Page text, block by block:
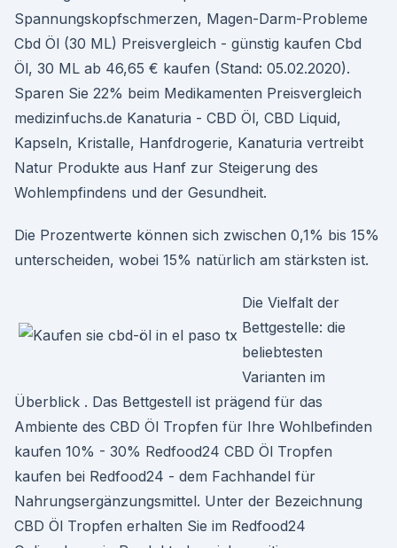
Spannungskopfschmerzen, Magen-Darm-Probleme
Cbd Öl (30 ML) Preisvergleich - günstig kaufen Cbd
Öl, 30 ML ab 46,65 € kaufen (Stand: 05.02.2020).
Sparen Sie 22% beim Medikamenten Preisvergleich
medizinfuchs.de Kanaturia - CBD Öl, CBD Liquid,
Kapseln, Kristalle, Hanfdrogerie, Kanaturia vertreibt
Natur Produkte aus Hanf zur Steigerung des
Wohlempfindens und der Gesundheit.
Die Prozentwerte können sich zwischen 0,1% bis 15%
unterscheiden, wobei 15% natürlich am stärksten ist.
Die Vielfalt der
Bettgestelle: die
beliebtesten
Varianten im
Überblick . Das Bettgestell ist prägend für das
Ambiente des CBD Öl Tropfen für Ihre Wohlbefinden
kaufen 10% - 30% Redfood24 CBD Öl Tropfen
kaufen bei Redfood24 - dem Fachhandel für
Nahrungsergänzungsmittel. Unter der Bezeichnung
CBD Öl Tropfen erhalten Sie im Redfood24